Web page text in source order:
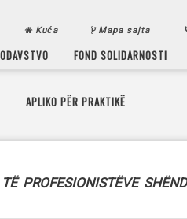
Kuća Mapa sajta
FOND SOLIDARNOSTI
APLIKO PËR PRAKTIKË
PROFESIONISTËVE